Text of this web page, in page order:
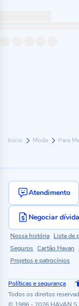
Início Moda Para
Atendimento
Negociar dívida
Nossa história Lista de
Seguros Cartão Havan
Projetos e patrocínios
Políticas e segurança
Todos os direitos